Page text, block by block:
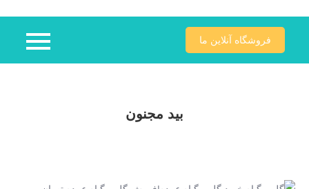
فروشگاه آنلاین ما
بید مجنون